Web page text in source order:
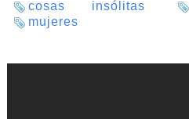
cosas insólitas
mujeres